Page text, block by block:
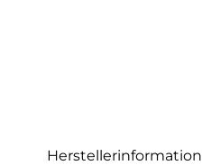
Herstellerinformation